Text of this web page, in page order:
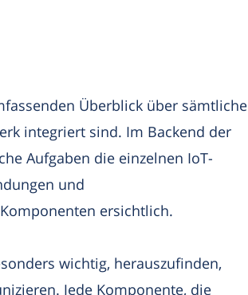
Überblick über sämtliche
integriert sind. Im Backend der
Aufgaben die einzelnen IoT-
und
ersichtlich.
wichtig, herauszufinden,
Jede Komponente, die